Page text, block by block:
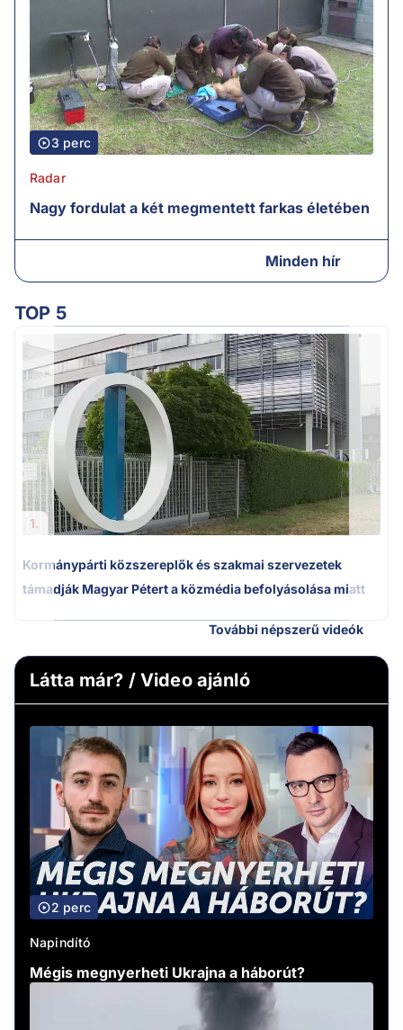
3 perc
Radar
Nagy fordulat a két megmentett farkas életében
Minden hír
TOP 5
1.
Kormánypárti közszereplők és szakmai szervezetek
támadják Magyar Pétert a közmédia befolyásolása miatt
További népszerű videók
Látta már? / Video ajánló
2 perc
Napindító
Mégis megnyerheti Ukrajna a háborút?